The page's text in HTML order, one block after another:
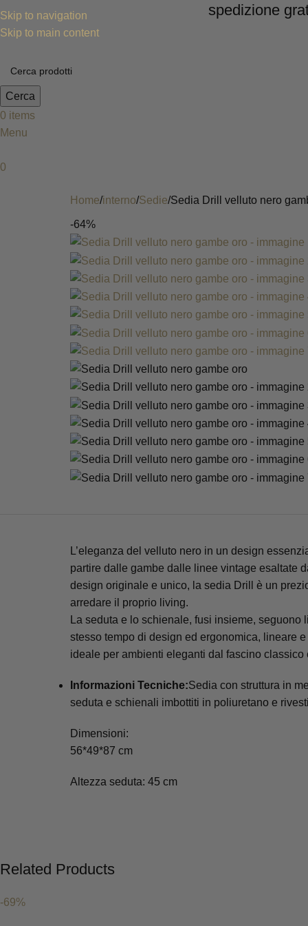
Skip to navigation
Skip to main content
spedizione gratis
Cerca
0 items
Menu
0
Home interno Sedie Sedia Drill velluto nero
-64%
L’eleganza del velluto nero in un design
partire dalle gambe dalle linee vintage esaltate
design originale e unico, la sedia Drill è un
arredare il proprio living.
La seduta e lo schienale, fusi insieme,
stesso tempo di design ed ergonomica, lineare
ideale per ambienti eleganti dal fascino classico
Informazioni Tecniche:Sedia con struttura in
seduta e schienali imbottiti in poliuretano e
Dimensioni:
56*49*87 cm
Altezza seduta: 45 cm
Related Products
-69%